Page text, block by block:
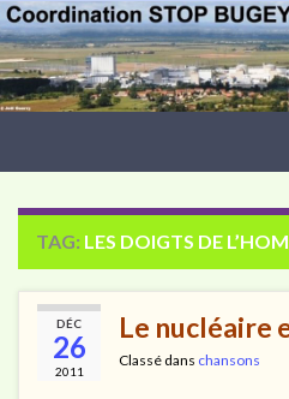
TAG: LES DOIGTS DE
DÉC
26
2011
Le nucléaire
Classé dans chansons